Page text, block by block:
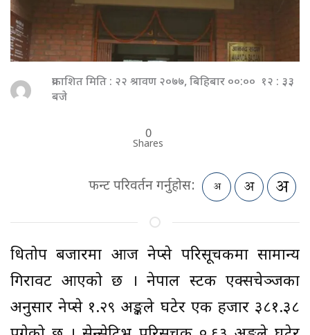
प्रकाशित मिति : २२ श्रावण २०७७, बिहिबार ००:०० १२ : ३३
बजे
0
Shares
फन्ट परिवर्तन गर्नुहोस:
धितोपत्र बजारमा आज नेप्से परिसूचकमा सामान्य
गिरावट आएको छ । नेपाल स्टक एक्सचेञ्जका
अनुसार नेप्से १.२९ अङ्कले घटेर एक हजार ३८१.३८